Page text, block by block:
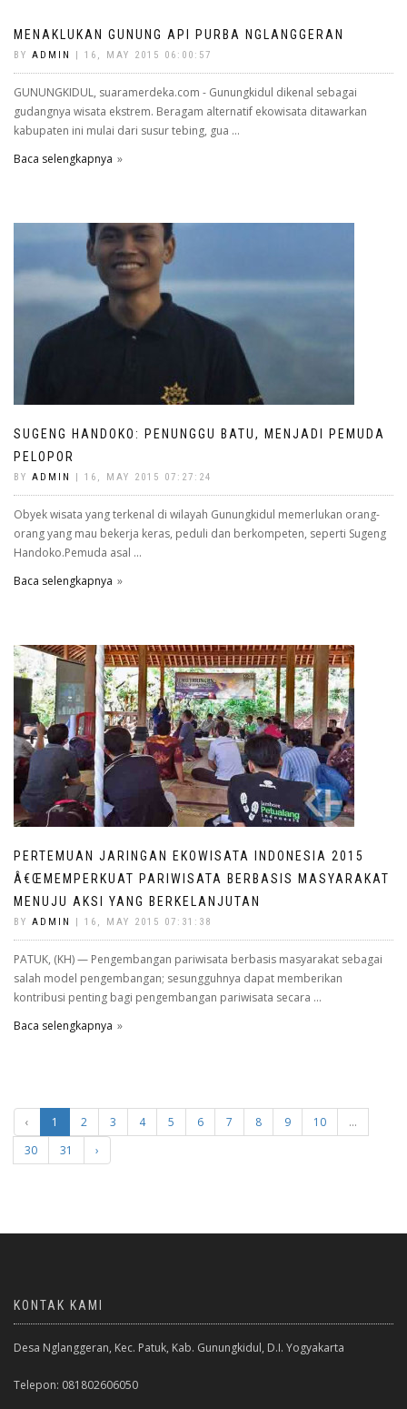
MENAKLUKAN GUNUNG API PURBA NGLANGGERAN
BY ADMIN | 16, MAY 2015 06:00:57
GUNUNGKIDUL, suaramerdeka.com - Gunungkidul dikenal sebagai
gudangnya wisata ekstrem. Beragam alternatif ekowisata ditawarkan
kabupaten ini mulai dari susur tebing, gua ...
Baca selengkapnya
SUGENG HANDOKO: PENUNGGU BATU, MENJADI PEMUDA
PELOPOR
BY ADMIN | 16, MAY 2015 07:27:24
Obyek wisata yang terkenal di wilayah Gunungkidul memerlukan orang-
orang yang mau bekerja keras, peduli dan berkompeten, seperti Sugeng
Handoko.Pemuda asal ...
Baca selengkapnya
PERTEMUAN JARINGAN EKOWISATA INDONESIA 2015
Â€ŒMEMPERKUAT PARIWISATA BERBASIS MASYARAKAT
MENUJU AKSI YANG BERKELANJUTAN
BY ADMIN | 16, MAY 2015 07:31:38
PATUK, (KH) — Pengembangan pariwisata berbasis masyarakat sebagai
salah model pengembangan; sesungguhnya dapat memberikan
kontribusi penting bagi pengembangan pariwisata secara ...
Baca selengkapnya
‹ 1 2 3 4 5 6 7 8 9 10
...
30
31 ›
KONTAK KAMI
Desa Nglanggeran, Kec. Patuk, Kab. Gunungkidul, D.I. Yogyakarta
Telepon: 081802606050